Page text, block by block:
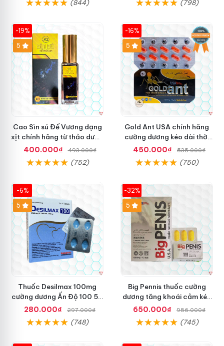
(844) (798)
-19%
5
Cao Sìn sú Đế Vương dạng
xịt chính hãng từ thảo dược
Ê Đê Việt Nam
400.000₫ 493.000₫
(752)
-16%
5
Gold Ant USA chính hãng
cường dương kéo dài thời
gian - Kiến Vàng Đen Tây
Tạng
450.000₫ 535.000₫
(750)
-6%
5
Thuốc Desilmax 100mg
cường dương Ấn Độ 100 50
mg tăng sinh lý tốt nhất
280.000₫ 297.000₫
(748)
-32%
5
Big Pennis thuốc cường
dương tăng khoái cảm kéo
dài sức bền
650.000₫ 956.000₫
(745)